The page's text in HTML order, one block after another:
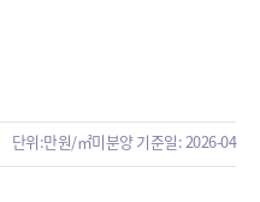
단위:만원/㎡미분양 기준일: 2026-04